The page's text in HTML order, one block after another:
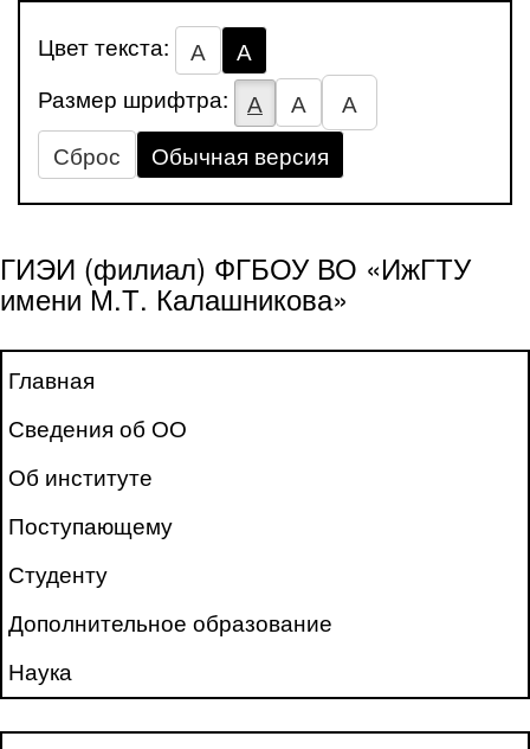
Цвет текста: А
А
Размер шрифтра:
А А
А
Сброс
Обычная версия
ГИЭИ (филиал) ФГБОУ ВО «ИжГТУ
имени М.Т. Калашникова»
Главная
Сведения об ОО
Об институте
Поступающему
Студенту
Дополнительное образование
Наука